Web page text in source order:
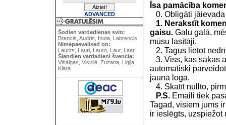
ADVANCED
Šodien vardadienas svin:
Brencis, Audris, Inuta, Labrencis
Nimepaevalised on:
Laurits, Lauri, Lauro, Laur, Laar
Šiandien vardadieni švencia:
Visalgas, Visvilė, Zuzana, Ligija,
Klara
Īsa pamācība
0. Obligāti jāievada
1. Nerakstīt
gaisu. Galu galā,
mūsu lasītāji.
2. Tagus lietot
3. Viss, kas sākās
automātiski
jaunā logā.
4. Skatīt nullto,
P.S. Emaili tiek
Tagad, visiem jums
ir ieslēgts, uzspiežot